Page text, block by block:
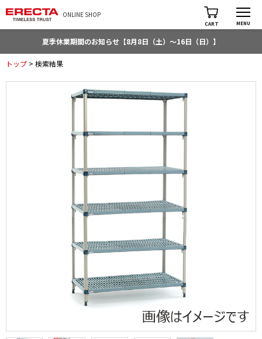
ONLINE SHOP
CART MENU
夏季休業期間のお知らせ【8月8日（土）～16日（日）】
トップ > 検索結果